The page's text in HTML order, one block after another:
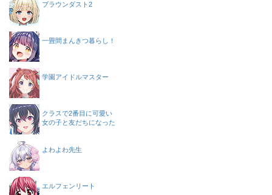
ブラウンダスト2
一畳間まんきつ暮らし！
学園アイドルマスター
クラスで2番目に可愛い
女の子と友だちになった
よわよわ先生
エルフェンリート